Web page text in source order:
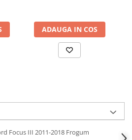
ADAUGA IN COS
Focus III 2011-2018 Frogum